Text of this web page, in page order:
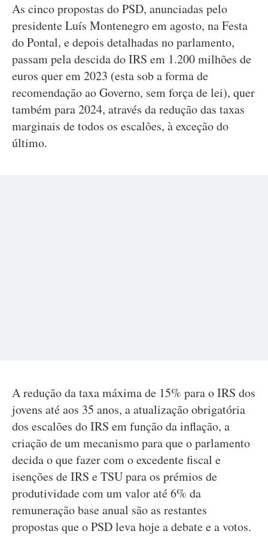
As cinco propostas do PSD, anunciadas pelo
presidente Luís Montenegro em agosto, na Festa
do Pontal, e depois detalhadas no parlamento,
passam pela descida do IRS em 1.200 milhões de
euros quer em 2023 (esta sob a forma de
recomendação ao Governo, sem força de lei), quer
também para 2024, através da redução das taxas
marginais de todos os escalões, à exceção do
último.
A redução da taxa máxima de 15% para o IRS dos
jovens até aos 35 anos, a atualização obrigatória
dos escalões do IRS em função da inflação, a
criação de um mecanismo para que o parlamento
decida o que fazer com o excedente fiscal e
isenções de IRS e TSU para os prémios de
produtividade com um valor até 6% da
remuneração base anual são as restantes
propostas que o PSD leva hoje a debate e a votos.